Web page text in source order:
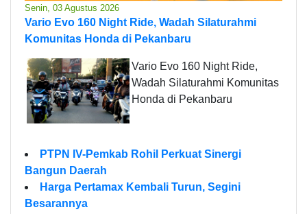
Senin, 03 Agustus 2026
Vario Evo 160 Night Ride, Wadah Silaturahmi
Komunitas Honda di Pekanbaru
Vario Evo 160 Night Ride,
Wadah Silaturahmi Komunitas
Honda di Pekanbaru
PTPN IV-Pemkab Rohil Perkuat Sinergi
Bangun Daerah
Harga Pertamax Kembali Turun, Segini
Besarannya